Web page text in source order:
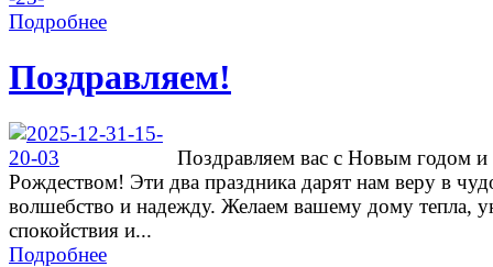
Подробнее
Поздравляем!
Поздравляем вас с Новым годом и
Рождеством! Эти два праздника дарят нам веру в
волшебство и надежду. Желаем вашему дому тепла,
спокойствия и...
Подробнее